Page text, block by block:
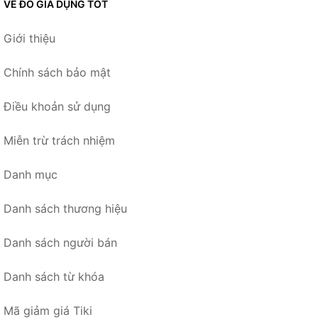
VỀ ĐỒ GIA DỤNG TỐT
Giới thiệu
Chính sách bảo mật
Điều khoản sử dụng
Miễn trừ trách nhiệm
Danh mục
Danh sách thương hiệu
Danh sách người bán
Danh sách từ khóa
Mã giảm giá Tiki